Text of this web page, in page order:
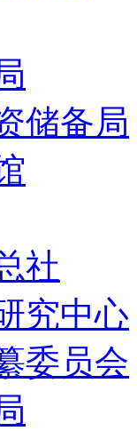
储备局
社
究中心
委员会